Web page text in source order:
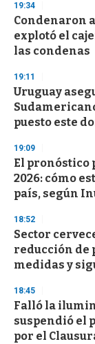
d
s
o
f
3
s
e
c
o
n
d
19:34
Condenaron
explotó el
las condenas
19:11
Uruguay
puesto este
19:09
El pronóstico
2026: cómo
país, según
18:52
Sector
reducción de
medidas y
18:45
Falló la
suspendió el
por el